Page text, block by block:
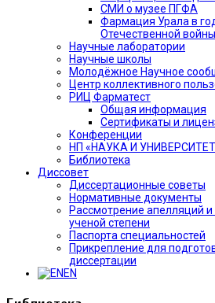
СМИ о музее ПГФА
Фармация Урала в
Отечественной войны
Научные лаборатории
Научные школы
Молодёжное Научное
Центр коллективного
РИЦ Фарматест
Общая информация
Сертификаты и
Конференции
НП «НАУКА И
Библиотека
Диссовет
Диссертационные советы
Нормативные документы
Рассмотрение апелляций
ученой степени
Паспорта специальностей
Прикрепление для
диссертации
EN